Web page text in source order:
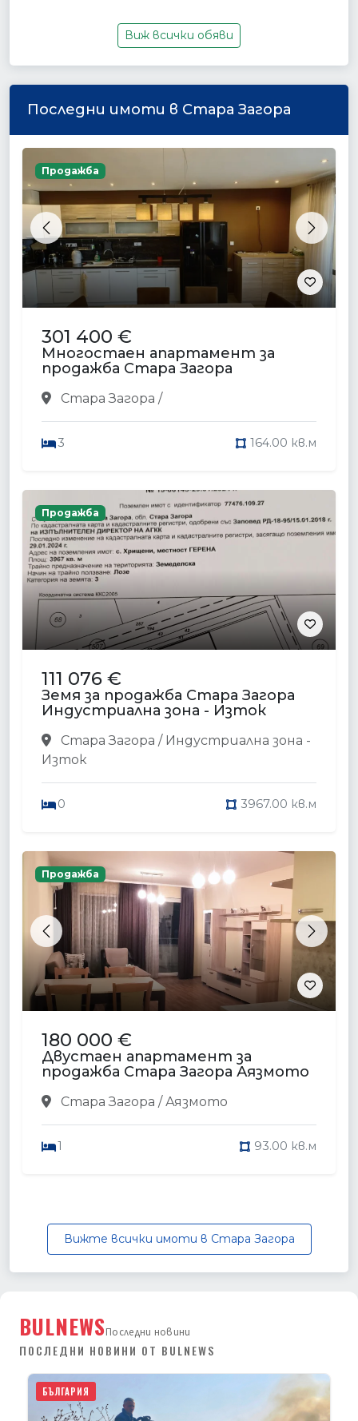
Виж всички обяви
Последни имоти в Стара Загора
Previous Next
Продажба
301 400 €
Многостаен апартамент за
продажба Стара Загора
Стара Загора /
3 164.00 кв.м
Продажба
111 076 €
Земя за продажба Стара Загора
Индустриална зона - Изток
Стара Загора / Индустриална зона -
Изток
0 3967.00 кв.м
Previous Next
Продажба
180 000 €
Двустаен апартамент за
продажба Стара Загора Аязмото
Стара Загора / Аязмото
1 93.00 кв.м
Вижте всички имоти в Стара Загора
BULNEWSПоследни новини
ПОСЛЕДНИ НОВИНИ ОТ BULNEWS
БЪЛГАРИЯ